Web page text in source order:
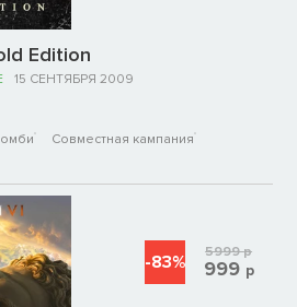
Edition
15 СЕНТЯБРЯ 2009
Совместная кампания
-83% 5999р
999 р